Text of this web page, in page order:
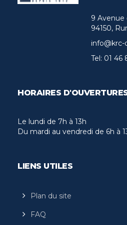
9 Avenue
94150,
info@krc-
Tel: 01 46
HORAIRES
Le lundi de 7h à 13h
Du mardi au vendredi de 6h à
LIENS UTILES
Plan du site
FAQ